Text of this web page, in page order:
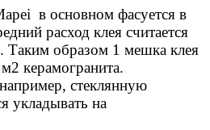
в основном фасуется в
расход клея считается
Таким образом 1 мешка клея
керамогранита.
стеклянную
укладывать на